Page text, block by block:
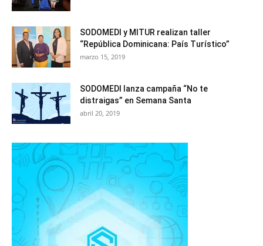
SODOMEDI y MITUR realizan taller
“República Dominicana: País Turístico”
marzo 15, 2019
SODOMEDI lanza campaña “No te
distraigas” en Semana Santa
abril 20, 2019